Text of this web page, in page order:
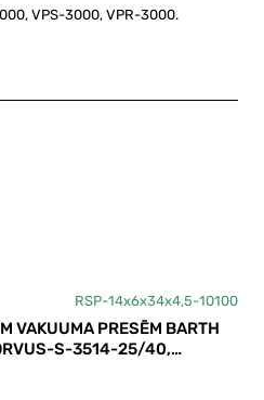
VPS-3000, VPR-3000.
RSP-14x6x34x4,5-10100
VAKUUMA PRESĒM BARTH
S-3514-25/40,